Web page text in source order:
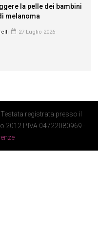
la pelle dei bambini
melanoma
27 Luglio 2026
registrata presso il
2012 P.IVA 04722080969 -